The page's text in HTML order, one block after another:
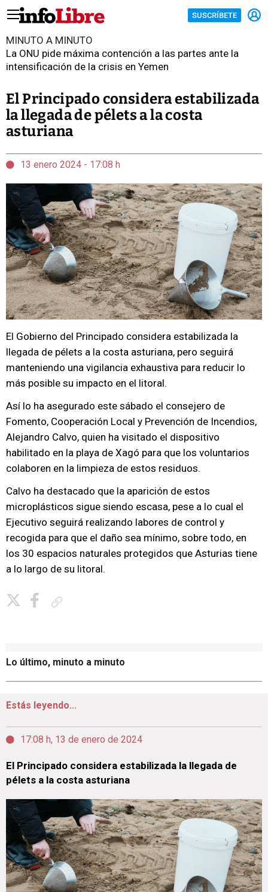
SUSCRÍBETE
MINUTO A MINUTO
La ONU pide máxima contención a las partes ante la
intensificación de la crisis en Yemen
El Principado considera estabilizada
la llegada de pélets a la costa
asturiana
13 enero 2024 - 17:08 h
El Gobierno del Principado considera estabilizada la
llegada de pélets a la costa asturiana, pero seguirá
manteniendo una vigilancia exhaustiva para reducir lo
más posible su impacto en el litoral.
Así lo ha asegurado este sábado el consejero de
Fomento, Cooperación Local y Prevención de Incendios,
Alejandro Calvo, quien ha visitado el dispositivo
habilitado en la playa de Xagó para que los voluntarios
colaboren en la limpieza de estos residuos.
Calvo ha destacado que la aparición de estos
microplásticos sigue siendo escasa, pese a lo cual el
Ejecutivo seguirá realizando labores de control y
recogida para que el daño sea mínimo, sobre todo, en
los 30 espacios naturales protegidos que Asturias tiene
a lo largo de su litoral.
Lo último, minuto a minuto
Estás leyendo...
17:08 h, 13 de enero de 2024
El Principado considera estabilizada la llegada de
pélets a la costa asturiana